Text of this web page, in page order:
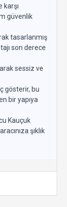
karşı
güvenlik
tasarlanmış
son derece
sessiz ve
gösterir, bu
bir yapıya
Kauçuk
şıklık